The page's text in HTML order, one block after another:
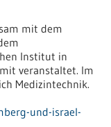
mit dem
Institut in
veranstaltet. Im
Medizintechnik.
und-israel-